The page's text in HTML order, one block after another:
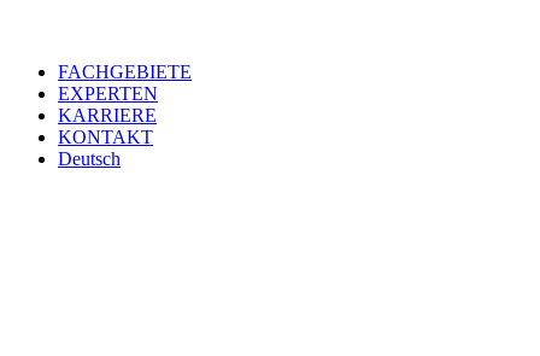
FACHGEBIETE
EXPERTEN
KARRIERE
KONTAKT
Deutsch